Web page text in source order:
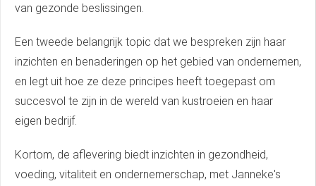
van gezonde beslissingen.
Een tweede belangrijk topic dat we bespreken zijn haar
inzichten en benaderingen op het gebied van ondernemen,
en legt uit hoe ze deze principes heeft toegepast om
succesvol te zijn in de wereld van kustroeien en haar
eigen bedrijf.
Kortom, de aflevering biedt inzichten in gezondheid,
voeding, vitaliteit en ondernemerschap, met Janneke's